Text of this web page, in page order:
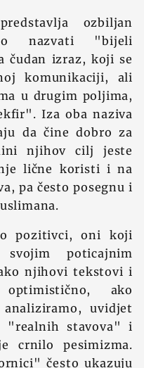
ozbiljan
nazvati "bijeli
čudan izraz, koji se
komunikaciji, ali
u drugim poljima,
Iza oba naziva
da čine dobro za
njihov cilj jeste
lične koristi i na
pa često posegnu i
pozitivci, oni koji
poticajnim
njihovi tekstovi i
ako
uvidjet
"realnih stavova" i
crnilo pesimizma.
često ukazuju